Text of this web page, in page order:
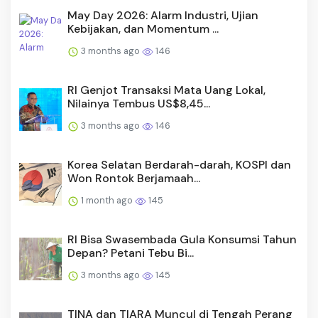
May Day 2026: Alarm Industri, Ujian
Kebijakan, dan Momentum ...
3 months ago 146
RI Genjot Transaksi Mata Uang Lokal,
Nilainya Tembus US$8,45...
3 months ago 146
Korea Selatan Berdarah-darah, KOSPI dan
Won Rontok Berjamaah...
1 month ago 145
RI Bisa Swasembada Gula Konsumsi Tahun
Depan? Petani Tebu Bi...
3 months ago 145
TINA dan TIARA Muncul di Tengah Perang